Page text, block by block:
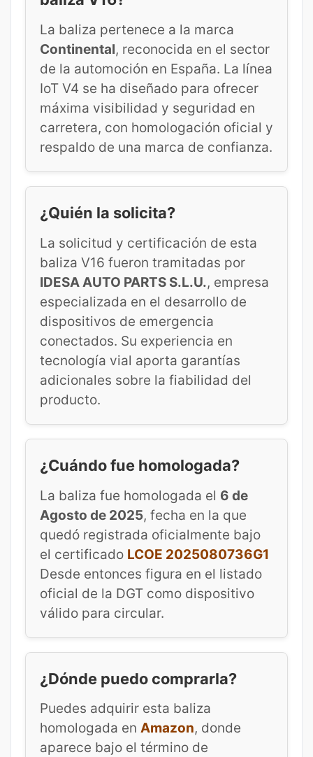
La baliza pertenece a la marca
Continental, reconocida en el sector
de la automoción en España. La línea
IoT V4 se ha diseñado para ofrecer
máxima visibilidad y seguridad en
carretera, con homologación oficial y
respaldo de una marca de confianza.
¿Quién la solicita?
La solicitud y certificación de esta
baliza V16 fueron tramitadas por
IDESA AUTO PARTS S.L.U., empresa
especializada en el desarrollo de
dispositivos de emergencia
conectados. Su experiencia en
tecnología vial aporta garantías
adicionales sobre la fiabilidad del
producto.
¿Cuándo fue homologada?
La baliza fue homologada el 6 de
Agosto de 2025, fecha en la que
quedó registrada oficialmente bajo
el certificado LCOE 2025080736G1
Desde entonces figura en el listado
oficial de la DGT como dispositivo
válido para circular.
¿Dónde puedo comprarla?
Puedes adquirir esta baliza
homologada en Amazon, donde
aparece bajo el término de